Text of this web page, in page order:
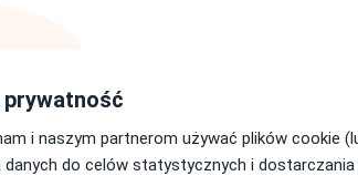
w pojedynkę.
pracy w
diagnostyczną
z którymi
z pełnym
prywatność
i naszym partnerom używać plików cookie
danych do celów statystycznych i